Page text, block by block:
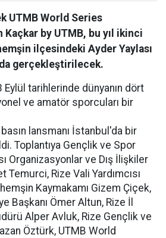
UTMB World Series
by UTMB, bu yıl ikinci
ilçesindeki Ayder Yaylası
gerçekleştirilecek.
tarihlerinde dünyanın dört
ve amatör sporcuları bir
lansmanı İstanbul'da bir
Toplantıya Gençlik ve Spor
Organizasyonlar ve Dış İlişkiler
Rize Vali Yardımcısı
Kaymakamı Gizem Çiçek,
Başkanı Ömer Altun, Rize İl
Alper Avluk, Rize Gençlik ve
Öztürk, UTMB World